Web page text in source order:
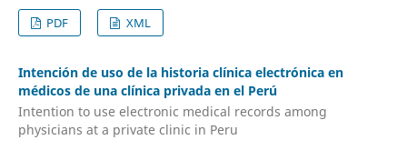
PDF
XML
Intención de uso de la historia clínica electrónica en
médicos de una clínica privada en el Perú
Intention to use electronic medical records among
physicians at a private clinic in Peru